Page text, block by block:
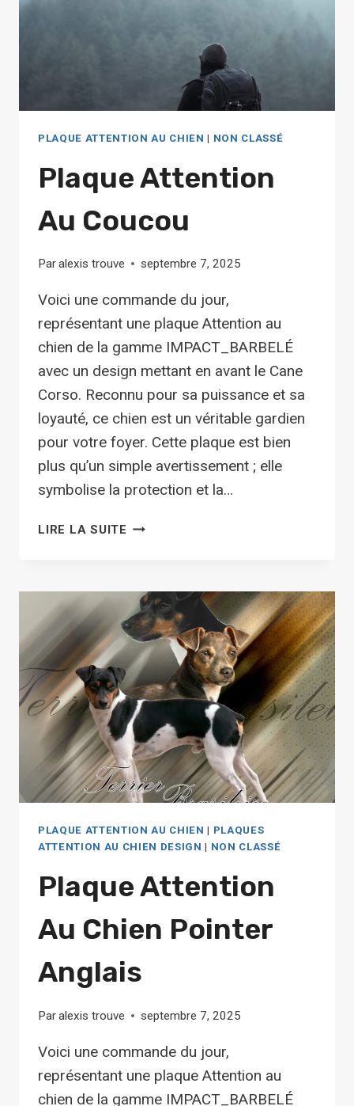
PLAQUE ATTENTION AU CHIEN | NON CLASSÉ
Plaque Attention
Au Coucou
Paralexis trouve septembre 7, 2025
Voici une commande du jour,
représentant une plaque Attention au
chien de la gamme IMPACT_BARBELÉ
avec un design mettant en avant le Cane
Corso. Reconnu pour sa puissance et sa
loyauté, ce chien est un véritable gardien
pour votre foyer. Cette plaque est bien
plus qu’un simple avertissement ; elle
symbolise la protection et la…
LIRE LA SUITE PLAQUE
PLAQUE ATTENTION AU CHIEN | PLAQUES
ATTENTION AU CHIEN DESIGN | NON CLASSÉ
Plaque Attention
Au Chien Pointer
Anglais
Paralexis trouve septembre 7, 2025
Voici une commande du jour,
représentant une plaque Attention au
chien de la gamme IMPACT_BARBELÉ